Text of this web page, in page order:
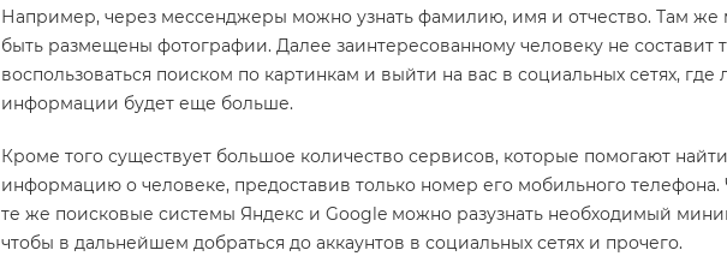
Например, через мессенджеры можно узнать фамилию, имя и отчество. Там же
быть размещены фотографии. Далее заинтересованному человеку не составит
воспользоваться поиском по картинкам и выйти на вас в социальных сетях, где
информации будет еще больше.
Кроме того существует большое количество сервисов, которые помогают найти
информацию о человеке, предоставив только номер его мобильного телефона.
те же поисковые системы Яндекс и Google можно разузнать необходимый
чтобы в дальнейшем добраться до аккаунтов в социальных сетях и прочего.